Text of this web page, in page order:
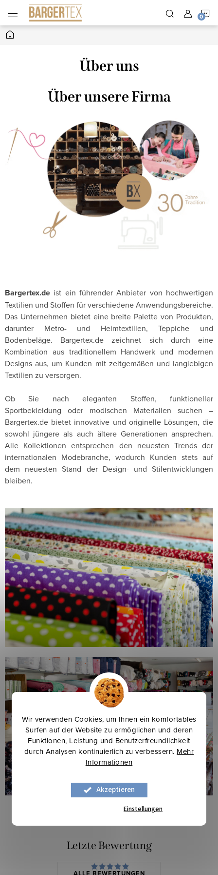
Wir verwenden Cookies, um Ihnen ein komfortables
Surfen auf der Website zu ermöglichen und deren
Funktionen, Leistung und Benutzerfreundlichkeit
durch Analysen kontinuierlich zu verbessern. Mehr
Informationen
Akzeptieren
Einstellungen
Inhalt
springen
Startseite
Über uns
Über unsere Firma
Bargertex.de ist ein führender Anbieter von hochwertigen
Textilien und Stoffen für verschiedene Anwendungsbereiche.
Das Unternehmen bietet eine breite Palette von Produkten,
darunter Metro- und Heimtextilien, Teppiche und
Bodenbeläge. Bargertex.de zeichnet sich durch eine
Kombination aus traditionellem Handwerk und modernen
Designs aus, um Kunden mit zeitgemäßen und langlebigen
Textilien zu versorgen.
Ob Sie nach eleganten Stoffen, funktioneller
Sportbekleidung oder modischen Materialien suchen –
Bargertex.de bietet innovative und originelle Lösungen, die
sowohl jüngere als auch ältere Generationen ansprechen.
Alle Kollektionen entsprechen den neuesten Trends der
internationalen Modebranche, wodurch Kunden stets auf
dem neuesten Stand der Design- und Stilentwicklungen
bleiben.
Letzte Bewertung